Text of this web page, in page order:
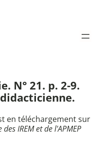
N° 21. p. 2-9.
en téléchargement sur
IREM et de l'APMEP